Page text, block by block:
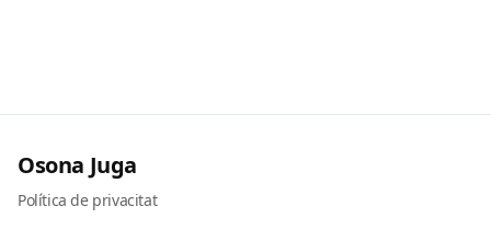
Osona Juga
Política de privacitat